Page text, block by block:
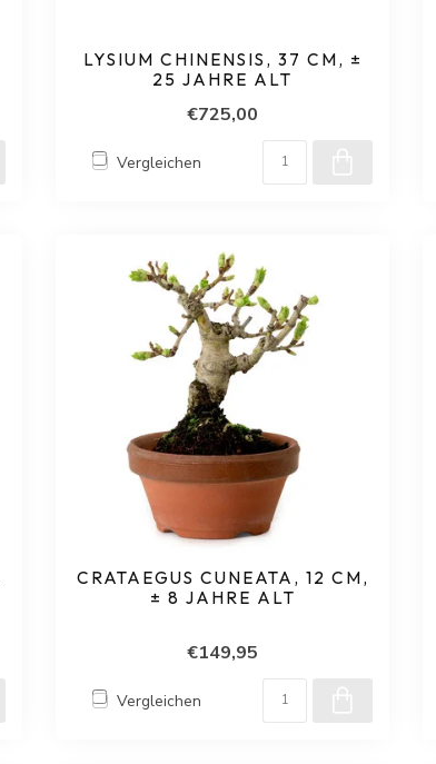
LYSIUM CHINENSIS, 37 CM, ±
25 JAHRE ALT
€725,00
Vergleichen
CRATAEGUS CUNEATA, 12 CM,
± 8 JAHRE ALT
€149,95
Vergleichen